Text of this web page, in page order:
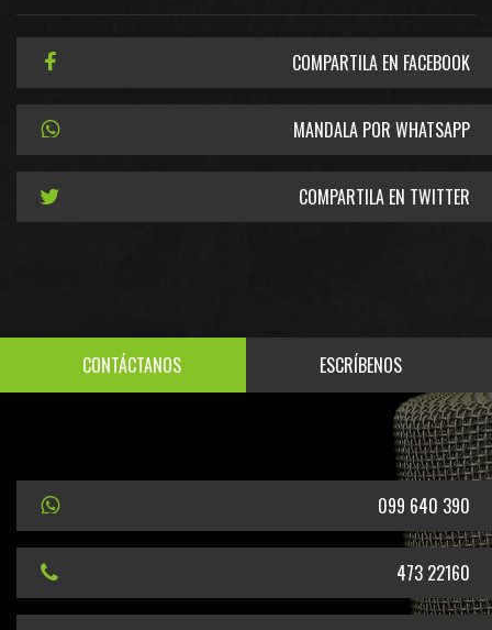
COMPARTILA EN FACEBOOK
MANDALA POR WHATSAPP
COMPARTILA EN TWITTER
CONTÁCTANOS ESCRÍBENOS
099 640 390
473 22160